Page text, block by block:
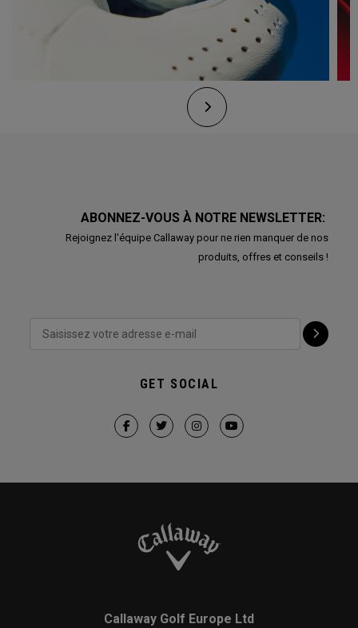
ABONNEZ-VOUS À NOTRE NEWSLETTER:
Rejoignez l'équipe Callaway pour ne rien manquer de nos
produits, offres et conseils !
GET SOCIAL
Callaway Golf Europe Ltd